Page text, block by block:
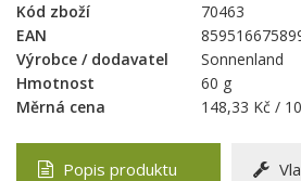
Kód zboží
70463
EAN
Výrobce / dodavatel
Sonnenland
Hmotnost
60 g
Měrná cena
148,33 Kč /
Popis produktu